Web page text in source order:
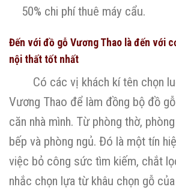
50% chi phí thuê máy cẩu.
Đến với đồ gỗ Vương Thao là đến với
nội thất tốt nhất
Có các vị khách kí tên chọn
Vương Thao để làm đồng bộ đồ
căn nhà mình. Từ phòng thờ,
bếp và phòng ngủ. Đó là một tín
việc bỏ công sức tìm kiếm, chắt
nhắc chọn lựa từ khâu chọn gỗ